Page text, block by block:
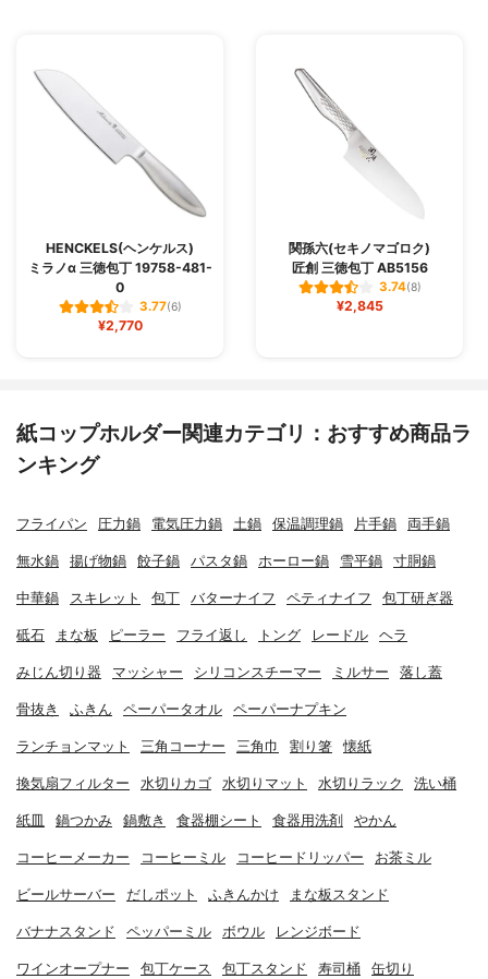
HENCKELS(ヘンケルス)
ミラノα 三徳包丁 19758-481-
0
3.77(6)
¥2,770
関孫六(セキノマゴロク)
匠創 三徳包丁 AB5156
3.74(8)
¥2,845
紙コップホルダー関連カテゴリ：おすすめ商品ラ
ンキング
フライパン 圧力鍋 電気圧力鍋 土鍋 保温調理鍋 片手鍋 両手鍋
無水鍋 揚げ物鍋 餃子鍋 パスタ鍋 ホーロー鍋 雪平鍋 寸胴鍋
中華鍋 スキレット 包丁 バターナイフ ペティナイフ 包丁研ぎ器
砥石 まな板 ピーラー フライ返し トング レードル ヘラ
みじん切り器 マッシャー シリコンスチーマー ミルサー 落し蓋
骨抜き ふきん ペーパータオル ペーパーナプキン
ランチョンマット 三角コーナー 三角巾 割り箸 懐紙
換気扇フィルター 水切りカゴ 水切りマット 水切りラック 洗い桶
紙皿 鍋つかみ 鍋敷き 食器棚シート 食器用洗剤 やかん
コーヒーメーカー コーヒーミル コーヒードリッパー お茶ミル
ビールサーバー だしポット ふきんかけ まな板スタンド
バナナスタンド ペッパーミル ボウル レンジボード
ワインオープナー 包丁ケース 包丁スタンド 寿司桶 缶切り